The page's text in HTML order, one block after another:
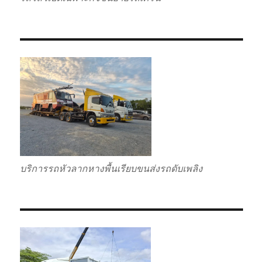
บริการรถหัวลากหางพื้นเรียบขนส่งรถดับเพลิง